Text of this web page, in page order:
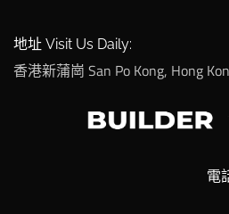
地址 Visit Us Daily:
香港新蒲崗 San Po Kong, Hong
電